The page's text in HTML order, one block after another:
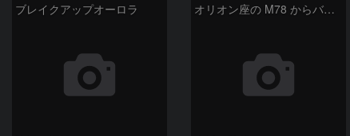
ブレイクアップオーロラ オリオン座の M78 からバーナードループをまたいで LDN1622あたり